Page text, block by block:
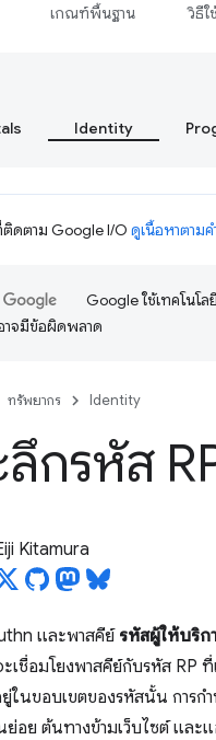
เกณฑ์พื้นฐาน วิธี
Identity
ดตาม Google I/O ดูเนื้อหาตามค
Google ใช้เทคโนโ
าจมีข้อผิดพลาด
ทรัพยากร Identity
ลึกรหัส
Kitamura
และพาสคีย์ รหัสผู้ให้บริก
ะเชื่อมโยงพาสคีย์กับรหัส RP
ในขอบเขตของรหัสนั้น การก
ย่อย ต้นทางข้ามเว็บไซต์ แ